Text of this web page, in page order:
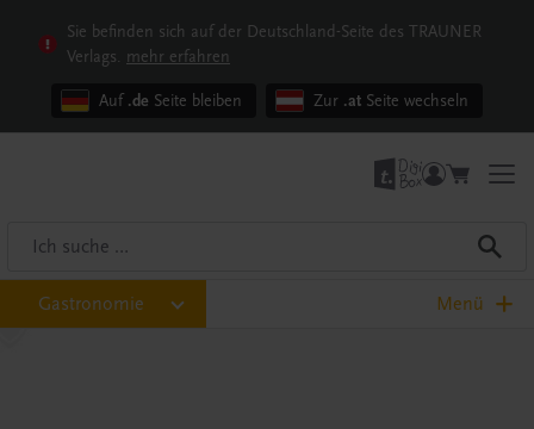
Sie befinden sich auf der Deutschland-Seite des TRAUNER
Verlags. mehr erfahren
Auf .de Seite bleiben Zur .at Seite wechseln
Gastronomie Menü